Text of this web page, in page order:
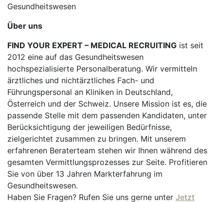
Gesundheitswesen
Über uns
FIND YOUR EXPERT – MEDICAL RECRUITING ist seit
2012 eine auf das Gesundheitswesen
hochspezialisierte Personalberatung. Wir vermitteln
ärztliches und nichtärztliches Fach- und
Führungspersonal an Kliniken in Deutschland,
Österreich und der Schweiz. Unsere Mission ist es, die
passende Stelle mit dem passenden Kandidaten, unter
Berücksichtigung der jeweiligen Bedürfnisse,
zielgerichtet zusammen zu bringen. Mit unserem
erfahrenen Beraterteam stehen wir Ihnen während des
gesamten Vermittlungsprozesses zur Seite. Profitieren
Sie von über 13 Jahren Markterfahrung im
Gesundheitswesen.
Haben Sie Fragen? Rufen Sie uns gerne unter Jetzt